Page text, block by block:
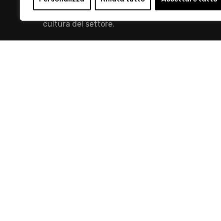
mission è quella di promuovere lo sviluppo e la
cultura del settore.